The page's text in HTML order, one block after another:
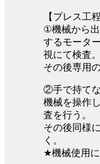
【プレス工程
①機械から
するモータ
視にて検査。
その後専用
②手で持て
機械を操作
査を行う。
その後同様
く。
★機械使用に